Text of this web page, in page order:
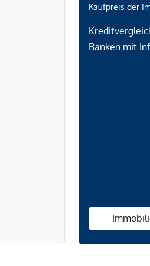
Kaufpreis der
Banken mit